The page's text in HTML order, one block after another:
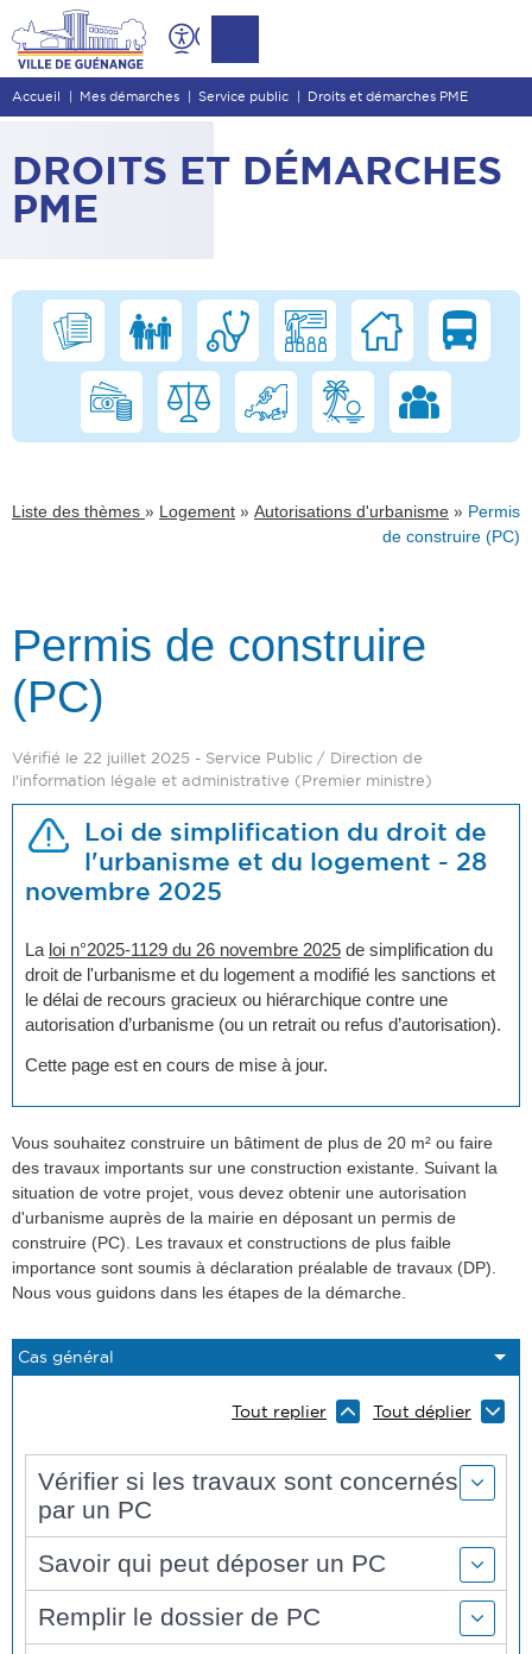
Contenu
Entête de page
Menu principal
Pied de page
Accueil Mes démarches Service public Droits et démarches PME
DROITS ET DÉMARCHES
PME
Liste des thèmes » Logement » Autorisations d'urbanisme » Permis
de construire (PC)
Permis de construire
(PC)
Vérifié le 22 juillet 2025 - Service Public / Direction de
l'information légale et administrative (Premier ministre)
Loi de simplification du droit de
l'urbanisme et du logement - 28
novembre 2025
La loi n°2025-1129 du 26 novembre 2025 de simplification du
droit de l'urbanisme et du logement a modifié les sanctions et
le délai de recours gracieux ou hiérarchique contre une
autorisation d’urbanisme (ou un retrait ou refus d’autorisation).
Cette page est en cours de mise à jour.
Vous souhaitez construire un bâtiment de plus de 20 m² ou faire
des travaux importants sur une construction existante. Suivant la
situation de votre projet, vous devez obtenir une autorisation
d'urbanisme auprès de la mairie en déposant un permis de
construire (PC). Les travaux et constructions de plus faible
importance sont soumis à déclaration préalable de travaux (DP).
Nous vous guidons dans les étapes de la démarche.
Tout replier Tout déplier
Vérifier si les travaux sont concernés
par un PC
Savoir qui peut déposer un PC
Remplir le dossier de PC